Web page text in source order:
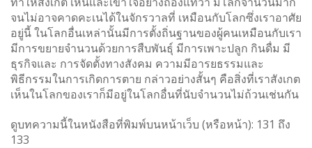
จนไม่อาจคาดคะเนได้ในจักรวาลที่ เหมือนกับโลกซึ่งเราอาศัย
อยู่นี้ ในโลกอื่นเหล่านั้นมีการตั้งถิ่นฐานของผู้คนเหมือนกับเรา
มีการขยายจำนวนด้วยการสืบพันธุ์ มีการเพาะปลูก กินดื่ม มี
ธุรกิจและ การจัดตั้งทางสังคม ความมีอารยธรรมและ
พิธีกรรมในการเกิดการตาย กล่าวอย่างสั้นๆ คือสิ่งที่เราสังเกต
เห็นในโลกของเราก็มีอยู่ในโลกอื่นที่นับจำนวนไม่ถ้วนเช่นกัน
ดูบทความนี้ในหนังสือที่พิมพ์บนหน้าเว็บ (หรือหน้า): 131 ถึง
133